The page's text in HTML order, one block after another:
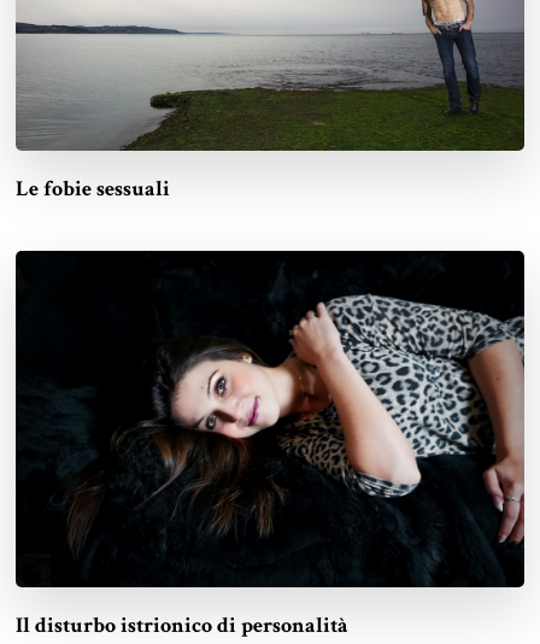
Le fobie sessuali
Il disturbo istrionico di personalità